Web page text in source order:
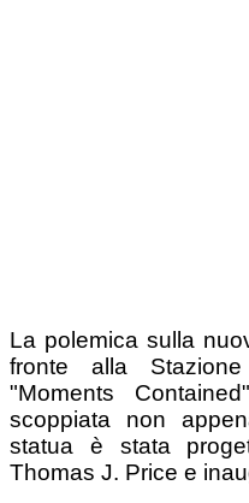
La polemica sulla
fronte alla
"Moments
scoppiata non
statua è stata
Thomas J. Price e